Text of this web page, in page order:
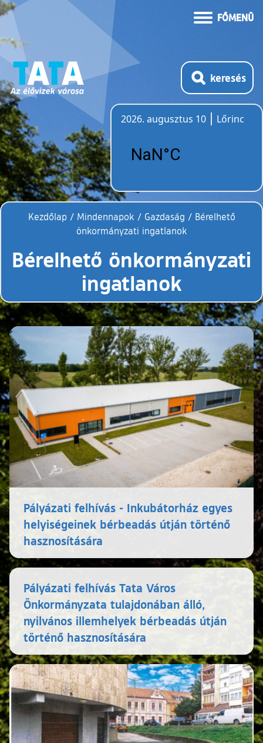
FŐMENÜ
keresés
2026. augusztus 10
Lőrinc
Kezdőlap / Mindennapok / Gazdaság / Bérelhető
önkormányzati ingatlanok
Bérelhető önkormányzati
ingatlanok
Pályázati felhívás - Inkubátorház egyes
helyiségeinek bérbeadás útján történő
hasznosítására
Pályázati felhívás Tata Város
Önkormányzata tulajdonában álló,
nyilvános illemhelyek bérbeadás útján
történő hasznosítására